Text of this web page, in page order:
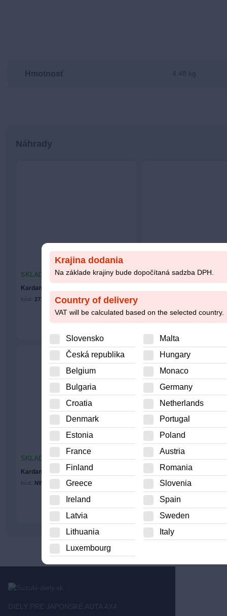
Hmotnosť 4.48 kg
Náhrady
SKLADOM 6 KS
Kardan zadný Jimny
27103-84A00-000
160.64€
NIE JE SKLADOM
SKLADOM 1 KS
Kardan zadný Jimny
NWN-SU-002
198.80 €
Kúpiť
Krajina dodania
Na základe krajiny bude dopočítaná sadzba DPH.
Country of delivery
VAT will be calculated based on the selected country.
Slovensko
Česká republika
Belgium
Bulgaria
Croatia
Denmark
Estonia
France
Finland
Greece
Ireland
Latvia
Lithuania
Luxembourg
Malta
Hungary
Monaco
Germany
Netherlands
Portugal
Poland
Austria
Romania
Slovenia
Spain
Sweden
Italy